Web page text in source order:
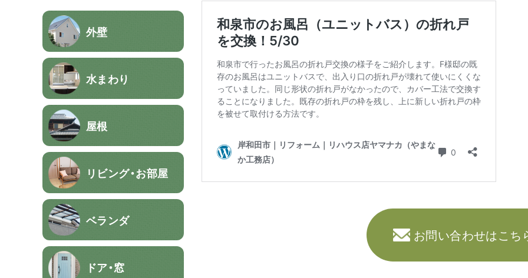
外壁
水まわり
屋根
リビング・お部屋
ベランダ
ドア・窓
お問い合わせはこち